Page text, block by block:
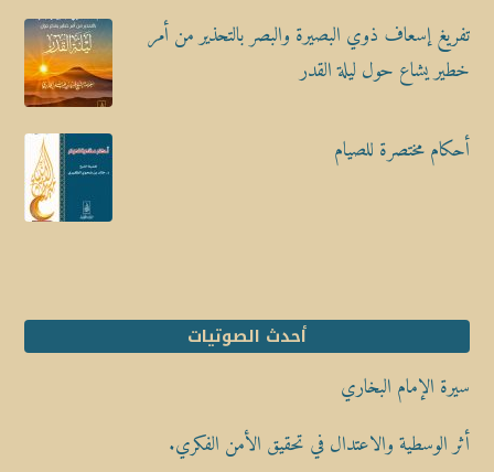
تفريغ إسعاف ذوي البصيرة والبصر بالتحذير من أمر
خطير يشاع حول ليلة القدر
أحكام مختصرة للصيام
أحدث الصوتيات
سيرة الإمام البخاري
أثر الوسطية والاعتدال في تحقيق الأمن الفكري.